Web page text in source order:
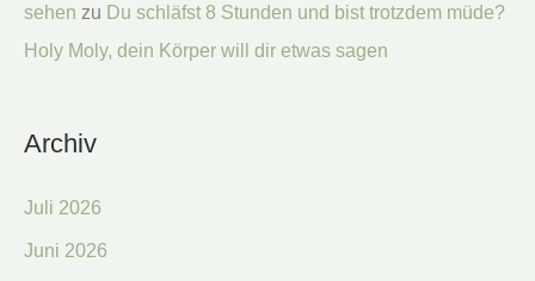
sehen zu Du schläfst 8 Stunden und bist trotzdem müde?
Holy Moly, dein Körper will dir etwas sagen
Archiv
Juli 2026
Juni 2026